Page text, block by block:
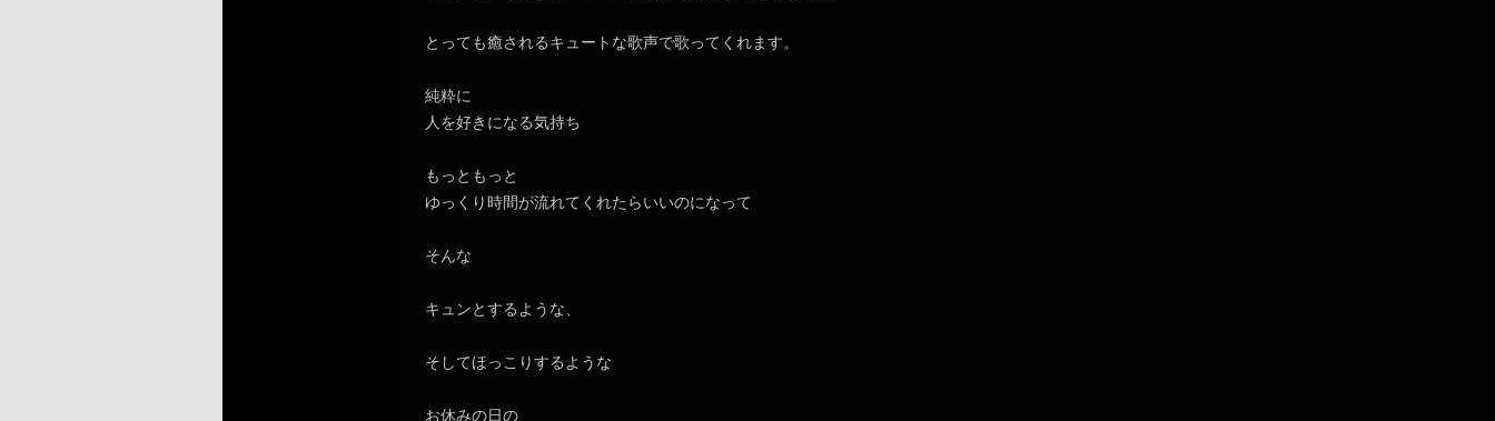
とっても癒されるキュートな歌声で歌ってくれます。
純粋に
人を好きになる気持ち
もっともっと
ゆっくり時間が流れてくれたらいいのになって
そんな
キュンとするような、
そしてほっこりするような
お休みの日の